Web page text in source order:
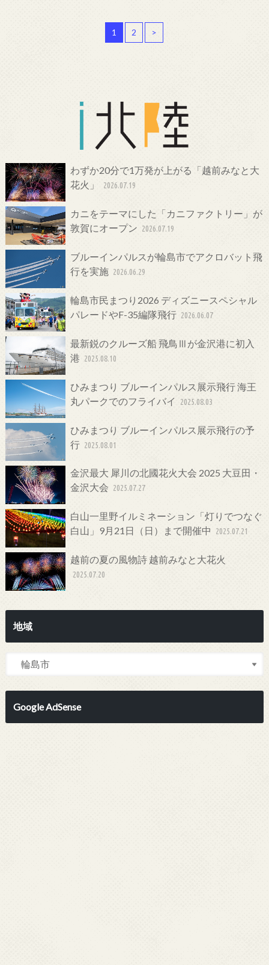
1 2 >
わずか20分で1万発が上がる「越前みなと大
花火」
2026.07.19
カニをテーマにした「カニファクトリー」が
敦賀にオープン 2026.07.19
ブルーインパルスが輪島市でアクロバット飛
行を実施 2026.06.29
輪島市民まつり2026 ディズニースペシャル
パレードやF-35編隊飛行 2026.06.07
最新鋭のクルーズ船 飛鳥Ⅲが金沢港に初入
港 2025.08.10
ひみまつり ブルーインパルス展示飛行 海王
丸パークでのフライバイ
2025.08.03
ひみまつり ブルーインパルス展示飛行の予
行 2025.08.01
金沢最大 犀川の北國花火大会 2025 大豆田・
金沢大会 2025.07.27
白山一里野イルミネーション「灯りでつなぐ
白山」9月21日（日）まで開催中
2025.07.21
越前の夏の風物詩 越前みなと大花火
2025.07.20
地域
Google AdSense